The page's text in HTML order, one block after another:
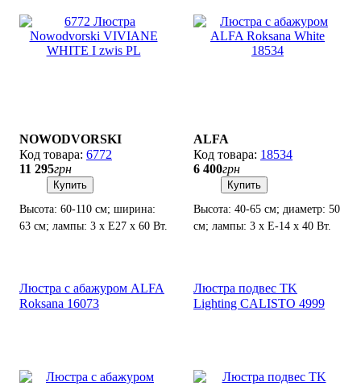
NOWODVORSKI
6772
11 295грн
Купить
Высота: 60-110 см; ширина:
63 см; лампы: 3 х Е27 х 60 Вт.
ALFA
18534
6 400грн
Купить
Высота: 40-65 см; диаметр: 50
см; лампы: 3 х Е-14 х 40 Вт.
Люстра с абажуром ALFA
Roksana 16073
Люстра подвес TK
Lighting CALISTO 4999